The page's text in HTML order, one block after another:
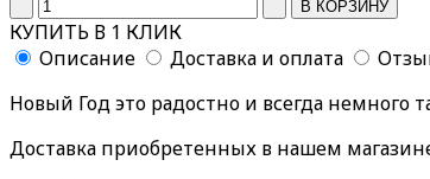
КУПИТЬ В 1 КЛИК
Описание
Доставка и оплата
Новый Год это радостно и всегда немного
Доставка приобретенных в нашем